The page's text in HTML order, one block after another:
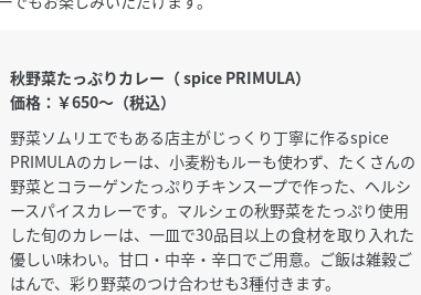
秋野菜たっぷりカレー（ spice PRIMULA）
価格：￥650～（税込）
野菜ソムリエでもある店主がじっくり丁寧に作るspice
PRIMULAのカレーは、小麦粉もルーも使わず、たくさんの
野菜とコラーゲンたっぷりチキンスープで作った、ヘルシ
ースパイスカレーです。マルシェの秋野菜をたっぷり使用
した旬のカレーは、一皿で30品目以上の食材を取り入れた
優しい味わい。甘口・中辛・辛口でご用意。ご飯は雑穀ご
はんで、彩り野菜のつけ合わせも3種付きます。